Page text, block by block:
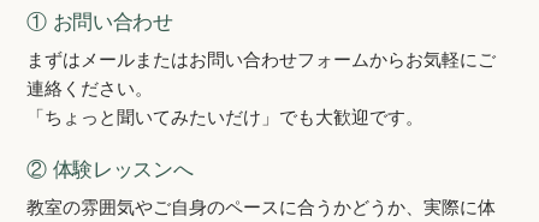
① お問い合わせ
まずはメールまたはお問い合わせフォームからお気軽にご
連絡ください。
「ちょっと聞いてみたいだけ」でも大歓迎です。
② 体験レッスンへ
教室の雰囲気やご自身のペースに合うかどうか、実際に体